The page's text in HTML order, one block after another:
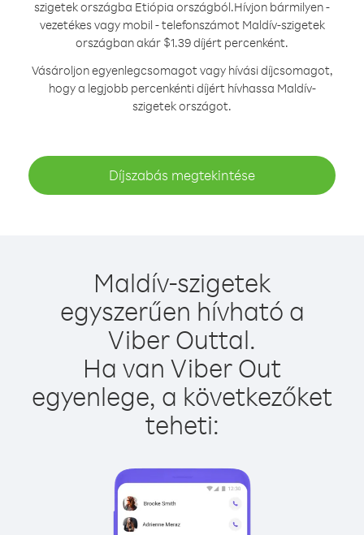
szigetek országba Etiópia országból.Hívjon bármilyen -
vezetékes vagy mobil - telefonszámot Maldív-szigetek
országban akár $1.39 díjért percenként.
Vásároljon egyenlegcsomagot vagy hívási díjcsomagot,
hogy a legjobb percenkénti díjért hívhassa Maldív-
szigetek országot.
Díjszabás megtekintése
Maldív-szigetek
egyszerűen hívható a
Viber Outtal.
Ha van Viber Out
egyenlege, a következőket
teheti: